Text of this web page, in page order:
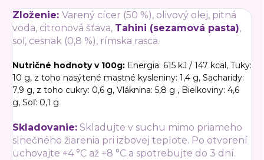
Zloženie: Varený cícer (50 %), olivový olej, pitná
voda, citronová šťava, Tahini (sezamová pasta),
soľ, cesnak (0,8 %), rímska rasca.
Nutričné hodnoty v 100g: Energia: 615 kJ / 147 kcal, Tuky:
10 g, z toho nasýtené mastné kysleniny: 1,4 g, Sacharidy:
7,9 g, z toho cukry: 0,6 g, Vláknina: 5,8 g , Bielkoviny: 4,6
g, Soľ: 0,1 g
Skladovanie: Skladujte v suchu mimo priameho
slnečného žiarenia pri izbovej teplote. Po otvorení
uchovajte +4 °C až +8 °C a spotrebujte do 3 dní.